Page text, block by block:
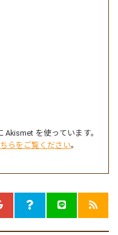
を使っています。
らをご覧ください。